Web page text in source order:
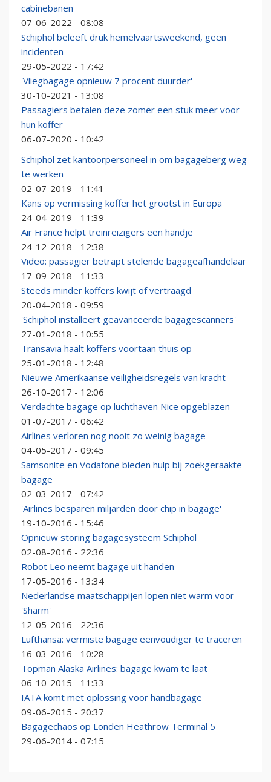
cabinebanen
07-06-2022 - 08:08
Schiphol beleeft druk hemelvaartsweekend, geen
incidenten
29-05-2022 - 17:42
'Vliegbagage opnieuw 7 procent duurder'
30-10-2021 - 13:08
Passagiers betalen deze zomer een stuk meer voor
hun koffer
06-07-2020 - 10:42
Schiphol zet kantoorpersoneel in om bagageberg weg
te werken
02-07-2019 - 11:41
Kans op vermissing koffer het grootst in Europa
24-04-2019 - 11:39
Air France helpt treinreizigers een handje
24-12-2018 - 12:38
Video: passagier betrapt stelende bagageafhandelaar
17-09-2018 - 11:33
Steeds minder koffers kwijt of vertraagd
20-04-2018 - 09:59
'Schiphol installeert geavanceerde bagagescanners'
27-01-2018 - 10:55
Transavia haalt koffers voortaan thuis op
25-01-2018 - 12:48
Nieuwe Amerikaanse veiligheidsregels van kracht
26-10-2017 - 12:06
Verdachte bagage op luchthaven Nice opgeblazen
01-07-2017 - 06:42
Airlines verloren nog nooit zo weinig bagage
04-05-2017 - 09:45
Samsonite en Vodafone bieden hulp bij zoekgeraakte
bagage
02-03-2017 - 07:42
'Airlines besparen miljarden door chip in bagage'
19-10-2016 - 15:46
Opnieuw storing bagagesysteem Schiphol
02-08-2016 - 22:36
Robot Leo neemt bagage uit handen
17-05-2016 - 13:34
Nederlandse maatschappijen lopen niet warm voor
'Sharm'
12-05-2016 - 22:36
Lufthansa: vermiste bagage eenvoudiger te traceren
16-03-2016 - 10:28
Topman Alaska Airlines: bagage kwam te laat
06-10-2015 - 11:33
IATA komt met oplossing voor handbagage
09-06-2015 - 20:37
Bagagechaos op Londen Heathrow Terminal 5
29-06-2014 - 07:15